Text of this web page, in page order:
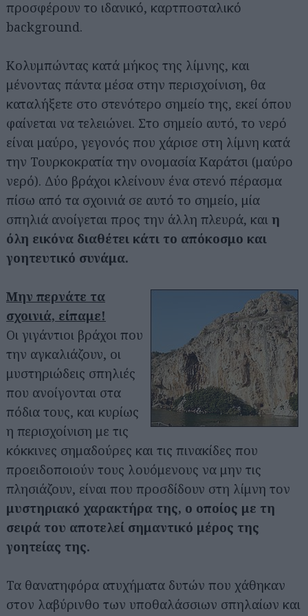
προσφέρουν το ιδανικό, καρτποσταλικό
background.
Κολυμπώντας κατά μήκος της λίμνης, και
μένοντας πάντα μέσα στην περισχοίνιση, θα
καταλήξετε στο στενότερο σημείο της, εκεί όπου
φαίνεται να τελειώνει. Στο σημείο αυτό, το νερό
είναι μαύρο, γεγονός που χάρισε στη λίμνη κατά
την Τουρκοκρατία την ονομασία Καράτσι (μαύρο
νερό). Δύο βράχοι κλείνουν ένα στενό πέρασμα
πίσω από τα σχοινιά σε αυτό το σημείο, μία
σπηλιά ανοίγεται προς την άλλη πλευρά, και η
όλη εικόνα διαθέτει κάτι το απόκοσμο και
γοητευτικό συνάμα.
Μην περνάτε τα
σχοινιά, είπαμε!
Οι γιγάντιοι βράχοι που
την αγκαλιάζουν, οι
μυστηριώδεις σπηλιές
που ανοίγονται στα
πόδια τους, και κυρίως
η περισχοίνιση με τις
κόκκινες σημαδούρες και τις πινακίδες που
προειδοποιούν τους λουόμενους να μην τις
πλησιάζουν, είναι που προσδίδουν στη λίμνη τον
μυστηριακό χαρακτήρα της, ο οποίος με τη
σειρά του αποτελεί σημαντικό μέρος της
γοητείας της.
Τα θανατηφόρα ατυχήματα δυτών που χάθηκαν
στον λαβύρινθο των υποθαλάσσιων σπηλαίων και